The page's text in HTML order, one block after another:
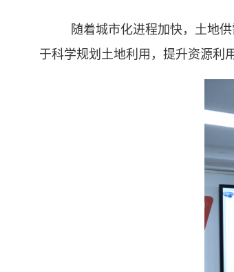
随着城市化进程加快，土地
于科学规划土地利用，提升资源利